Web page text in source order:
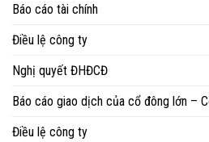
Báo cáo tài chính
Điều lệ công ty
Nghị quyết ĐHĐCĐ
Báo cáo giao dịch của cổ đông lớn –
Điều lệ công ty